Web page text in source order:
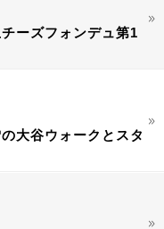
ーズフォンデュ第1
大谷ウォークとスタ